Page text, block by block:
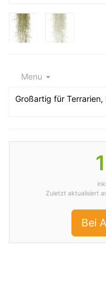
Menu
Großartig für
Zuletzt aktualisiert
Bei